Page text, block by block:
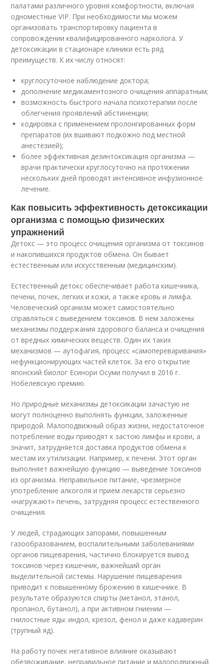
палатами различного уровня комфортности, включая
одноместные VIP. При необходимости мы можем
организовать транспортировку пациента в
сопровождении квалифицированного нарколога. У
детоксикации в стационаре клиники есть ряд
преимуществ. К их числу относят:
круглосуточное наблюдение доктора;
дополнение медикаментозного очищения аппаратным;
возможность быстрого начала психотерапии после
облегчения проявлений абстиненции;
кодировка с применением пролонгированных форм
препаратов (их вшивают подкожно под местной
анестезией);
более эффективная дезинтоксикация организма —
врачи практически круглосуточно на протяжении
нескольких дней проводят интенсивное инфузионное
лечение.
Как повысить эффективность детоксикации
организма с помощью физических
упражнений
Детокс — это процесс очищения организма от токсинов
и накопившихся продуктов обмена. Он бывает
естественным или искусственным (медицинским).
Естественный детокс обеспечивает работа кишечника,
печени, почек, легких и кожи, а также кровь и лимфа.
Человеческий организм может самостоятельно
справляться с выведением токсинов. В нем заложены
механизмы поддержания здорового баланса и очищения
от вредных химических веществ. Один их таких
механизмов — аутофагия, процесс «самопереваривания»
нефункционирующих частей клеток. За его открытие
японский биолог Есинори Осуми получил в 2016 г.
Нобелевскую премию.
Но природные механизмы детоксикации зачастую не
могут полноценно выполнять функции, заложенные
природой. Малоподвижный образ жизни, недостаточное
потребление воды приводят к застою лимфы и крови, а
значит, затрудняется доставка продуктов обмена к
местам их утилизации. Например, к печени. Этот орган
выполняет важнейшую функцию — выведение токсинов
из организма. Неправильное питание, чрезмерное
употребление алкоголя и прием лекарств серьезно
«нагружают» печень, затрудняя процесс естественного
очищения.
У людей, страдающих запорами, повышенным
газообразованием, воспалительными заболеваниями
органов пищеварения, частично блокируется вывод
токсинов через кишечник, важнейший орган
выделительной системы. Нарушение пищеварения
приводит к повышенному брожению в кишечнике. В
результате образуются спирты (метанол, этанол,
пропанол, бутанол), а при активном гниении —
гнилостные яды: индол, крезол, фенол и даже кадаверин
(трупный яд).
На работу почек негативное влияние оказывают
обезвоживание, неправильное питание и малоподвижный